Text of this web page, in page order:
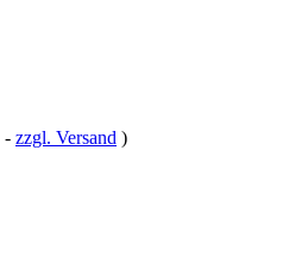
- zzgl. Versand )